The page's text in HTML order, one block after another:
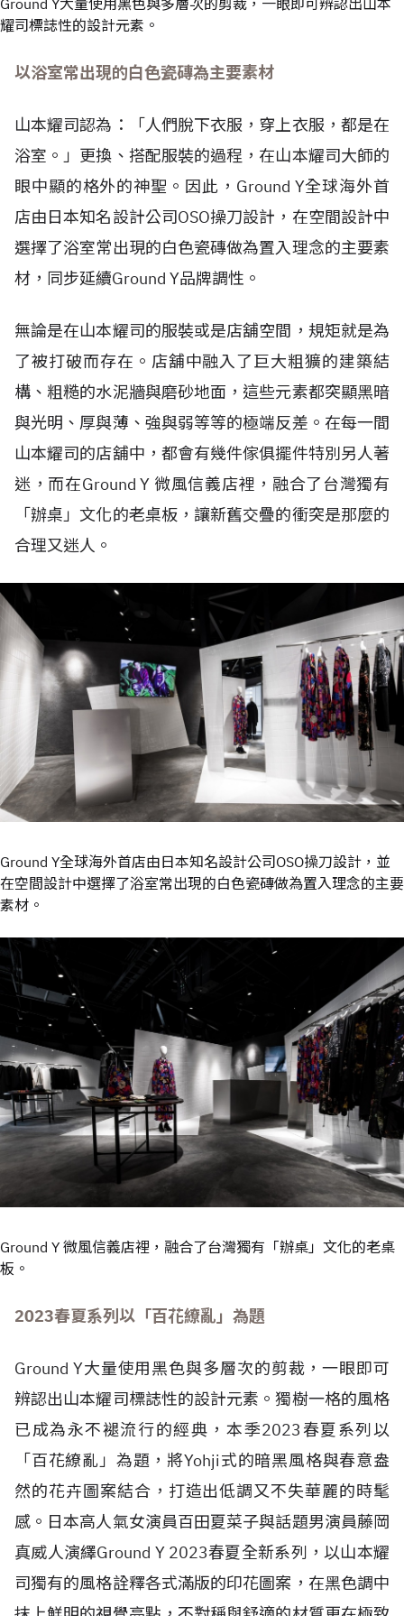
Ground Y大量使用黑色與多層次的剪裁，一眼即可辨認出山本
耀司標誌性的設計元素。
以浴室常出現的白色瓷磚為主要素材
山本耀司認為：「人們脫下衣服，穿上衣服，都是在
浴室。」更換、搭配服裝的過程，在山本耀司大師的
眼中顯的格外的神聖。因此，Ground Y全球海外首
店由日本知名設計公司OSO操刀設計，在空間設計中
選擇了浴室常出現的白色瓷磚做為置入理念的主要素
材，同步延續Ground Y品牌調性。
無論是在山本耀司的服裝或是店舖空間，規矩就是為
了被打破而存在。店舖中融入了巨大粗獷的建築結
構、粗糙的水泥牆與磨砂地面，這些元素都突顯黑暗
與光明、厚與薄、強與弱等等的極端反差。在每一間
山本耀司的店舖中，都會有幾件傢俱擺件特別另人著
迷，而在Ground Y 微風信義店裡，融合了台灣獨有
「辦桌」文化的老桌板，讓新舊交疊的衝突是那麼的
合理又迷人。
Ground Y全球海外首店由日本知名設計公司OSO操刀設計，並
在空間設計中選擇了浴室常出現的白色瓷磚做為置入理念的主要
素材。
Ground Y 微風信義店裡，融合了台灣獨有「辦桌」文化的老桌
板。
2023春夏系列以「百花繚亂」為題
Ground Y大量使用黑色與多層次的剪裁，一眼即可
辨認出山本耀司標誌性的設計元素。獨樹一格的風格
已成為永不褪流行的經典，本季2023春夏系列以
「百花繚亂」為題，將Yohji式的暗黑風格與春意盎
然的花卉圖案結合，打造出低調又不失華麗的時髦
感。日本高人氣女演員百田夏菜子與話題男演員藤岡
真威人演繹Ground Y 2023春夏全新系列，以山本耀
司獨有的風格詮釋各式滿版的印花圖案，在黑色調中